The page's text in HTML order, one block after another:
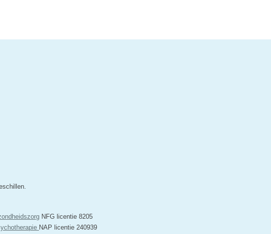
NFG licentie 8205
NAP licentie 240939